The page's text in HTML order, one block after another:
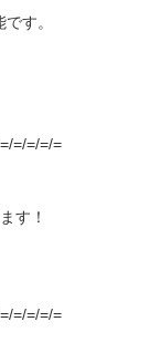
す。
=/=/=/=
す！
=/=/=/=